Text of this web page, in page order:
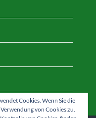
Cookies. Wenn Sie die
von Cookies zu.